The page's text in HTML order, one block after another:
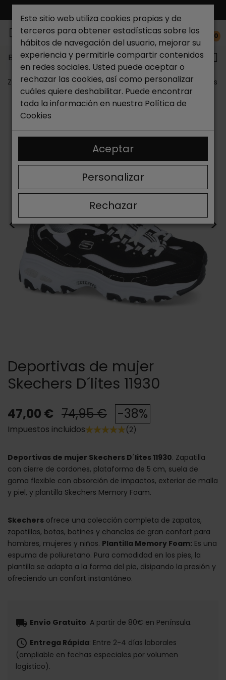
0
Buscar...
Zapateria Catchalot Outlet zapatos Outlet zapatos
< >
Deportivas de mujer
Skechers D´lites 11930
47,00 € 74,95 € -38%
Impuestos incluidos (2)
Deportivas de mujer Skechers D´lites 11930. Zapatilla
con cierre de cordones, plataforma de 5 cm, suela de
goma flexible con absorción de impactos, exterior de malla
y piel, y plantilla Skechers Memory Foam.
Skechers ofrece una colección completa de zapatos,
zapatillas, botas, botines y chanclas de gran confort para
hombres, mujeres y niños. Plantilla Memory Foam: Es una
espuma de poliuretano. Pura comodidad en los pies, la
plantilla se adapta a la forma del pie, disipando la presión y
ofreciendo un confort instantáneo.
local_shipping Envío Gratuito: A partir de 80€ en Península.
schedule Entrega Rápida: Entre 2-4 días laborales
(ampliable en fechas especiales por volumen
logístico).
Este sitio web utiliza cookies propias y de
terceros para obtener estadísticas sobre los
hábitos de navegación del usuario, mejorar su
experiencia y permitirle compartir contenidos
en redes sociales. Usted puede aceptar o
rechazar las cookies, así como personalizar
cuáles quiere deshabilitar. Puede encontrar
toda la información en nuestra Política de
Cookies
Rechazar
Personalizar
Aceptar